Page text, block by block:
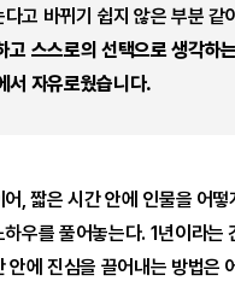
다고 바뀌기 쉽지 않은 부분 같
고 스스로의 선택으로 생각하
서 자유로웠습니다.
, 짧은 시간 안에 인물을 어떻
우를 풀어놓는다. 1년이라는
안에 진심을 끌어내는 방법은